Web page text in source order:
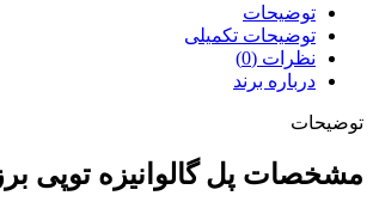
توضیحات
توضیحات تکمیلی
نظرات (0)
درباره برند
توضیحات
مشخصات پل گالوانیزه توپی